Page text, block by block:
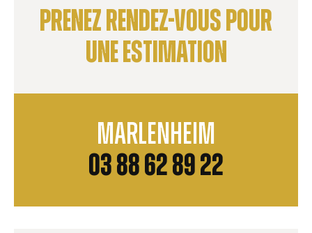
Prenez rendez-vous pour
une estimation
Marlenheim
03 88 62 89 22